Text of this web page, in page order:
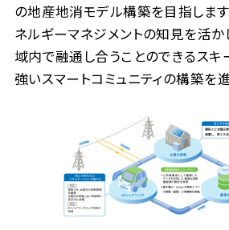
の地産地消モデル構築を目指します
ネルギーマネジメントの知見を活か
域内で融通し合うことのできるス
強いスマートコミュニティの構築を